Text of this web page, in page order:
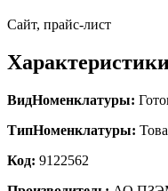
Сайт, прайс-лист
ВидНоменклатуры:
ТипНоменклатуры:
Код: 9122562